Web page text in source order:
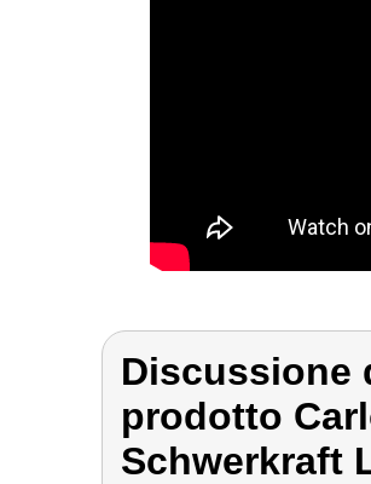
Discussione
prodotto
Schwerkraft